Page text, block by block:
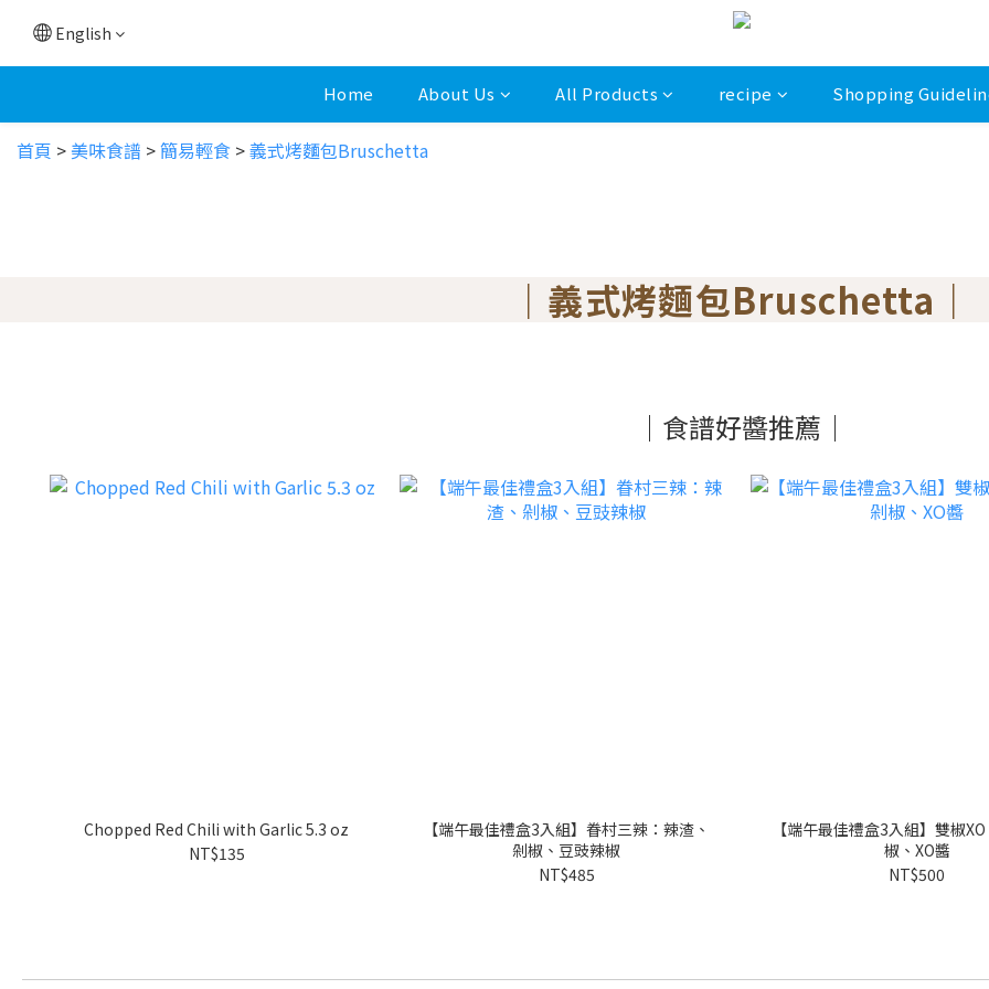
English
Home About Us All Products recipe Shopping
首頁 > 美味食譜 >簡易輕食 >義式烤麵包Bruschetta
｜義式烤麵包Bruschetta｜
｜食譜好醬推薦｜
Chopped Red Chili with Garlic 5.3 oz
NT$135
【端午最佳禮盒3入組】眷村三辣：辣渣、
剁椒、豆豉辣椒
NT$485
【端午最佳禮盒3入組】雙椒
椒、XO醬
NT$500